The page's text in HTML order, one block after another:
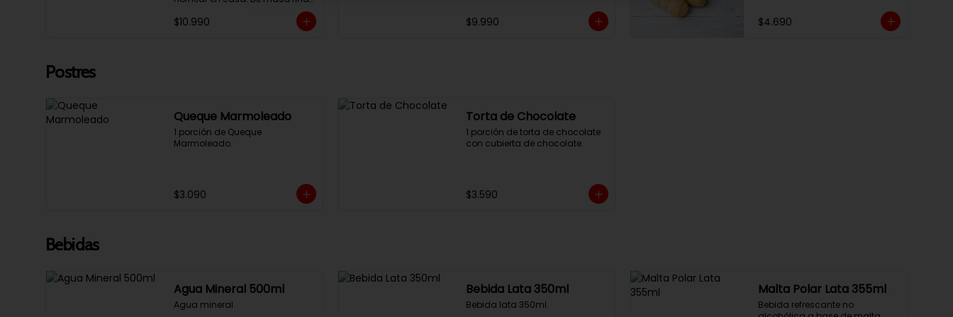
$10.990 $9.990 $4.690
Postres
Queque Marmoleado
1 porción de Queque
Marmoleado.
$3.090
Torta de Chocolate
1 porción de torta de chocolate
con cubierta de chocolate.
$3.590
Bebidas
Agua Mineral 500ml
Agua mineral.
Bebida Lata 350ml
Bebida lata 350ml.
Malta Polar Lata 355ml
Bebida refrescante no